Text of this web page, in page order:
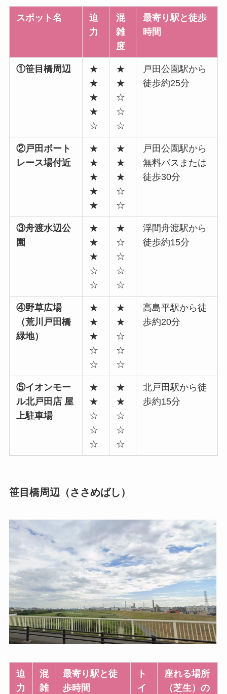
スポット名
迫
力
混
雑
度
最寄り駅と徒歩
時間
①笹目橋周辺
★
★
★
★
☆
★
★
☆
☆
☆
戸田公園駅から
徒歩約25分
②戸田ボート
レース場付近
★
★
★
★
★
★
★
★
☆
☆
戸田公園駅から
無料バスまたは
徒歩30分
③舟渡水辺公
園
★
★
★
☆
☆
★
☆
☆
☆
☆
浮間舟渡駅から
徒歩約15分
④野草広場
（荒川戸田橋
緑地）
★
★
★
☆
☆
★
★
☆
☆
☆
高島平駅から徒
歩約20分
⑤イオンモー
ル北戸田店 屋
上駐車場
★
★
☆
☆
☆
★
★
☆
☆
☆
北戸田駅から徒
歩約15分
笹目橋周辺（ささめばし ）
迫
力
混
雑
最寄り駅と徒
歩時間
ト
イ
座れる場所
（芝生）の